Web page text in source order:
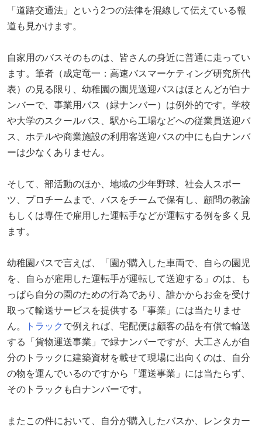
「道路交通法」という2つの法律を混線して伝えている報
道も見かけます。
自家用のバスそのものは、皆さんの身近に普通に走ってい
ます。筆者（成定竜一：高速バスマーケティング研究所代
表）の見る限り、幼稚園の園児送迎バスはほとんどが白ナ
ンバーで、事業用バス（緑ナンバー）は例外的です。学校
や大学のスクールバス、駅から工場などへの従業員送迎バ
ス、ホテルや商業施設の利用客送迎バスの中にも白ナンバ
ーは少なくありません。
そして、部活動のほか、地域の少年野球、社会人スポー
ツ、プロチームまで、バスをチームで保有し、顧問の教諭
もしくは専任で雇用した運転手などが運転する例を多く見
ます。
幼稚園バスで言えば、「園が購入した車両で、自らの園児
を、自らが雇用した運転手が運転して送迎する」のは、も
っぱら自分の園のための行為であり、誰かからお金を受け
取って輸送サービスを提供する「事業」には当たりませ
ん。
トラック で例えれば、宅配便は顧客の品を有償で輸送
する「貨物運送事業」で緑ナンバーですが、大工さんが自
分のトラックに建築資材を載せて現場に出向くのは、自分
の物を運んでいるのですから「運送事業」には当たらず、
そのトラックも白ナンバーです。
またこの件において、自分が購入したバスか、レンタカー